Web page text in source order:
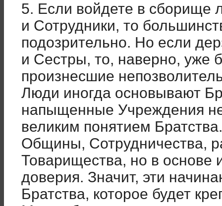
5. Если войдете в
и Сотрудники, то
подозрительно. Но если
и Сестры, то, наверно, уже
произнесшие
Люди иногда основывают
напыщенные Учреждения
великим понятием
Общины, Сотрудничества,
Товарищества, но в основе
доверия. Значит, эти
Братства, которое будет